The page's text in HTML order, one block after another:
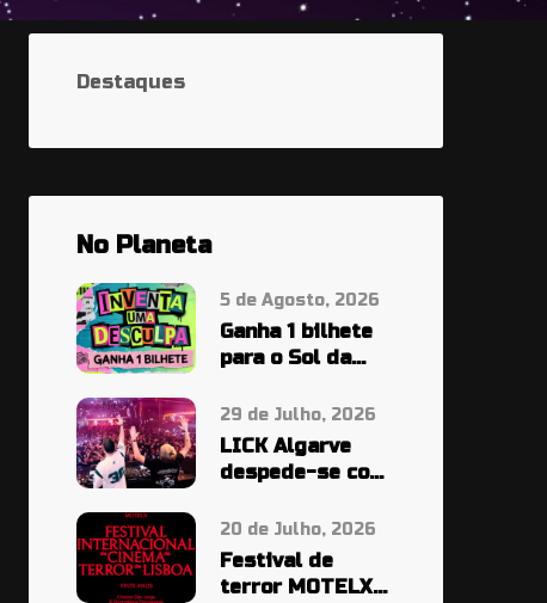
Destaques
No Planeta
5 de Agosto, 2026
Ganha 1 bilhete
para o Sol da
PALA…
29 de Julho, 2026
LICK Algarve
despede-se com
grande
20 de Julho, 2026
Festival de
terror MOTELX